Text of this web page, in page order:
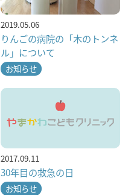
2019.05.06
りんごの病院の「木のトンネ
ル」について
お知らせ
2017.09.11
30年目の救急の日
お知らせ